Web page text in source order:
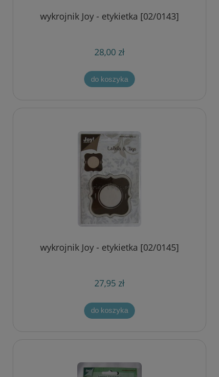
wykrojnik Joy - etykietka [02/0143]
28,00 zł
do koszyka
wykrojnik Joy - etykietka [02/0145]
27,95 zł
do koszyka